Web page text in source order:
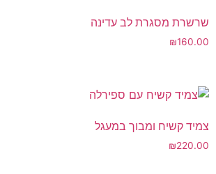
שרשרת מסגרת לב עדינה
₪160.00
צמיד קשיח ומבוך במעגל
₪220.00